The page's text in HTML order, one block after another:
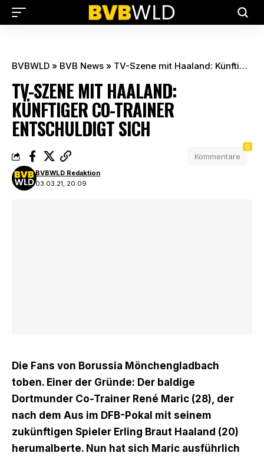
BVBWLD » BVB News » TV-Szene mit Haaland: Künftiger Co-Trainer entschuldigt sich
TV-SZENE MIT HAALAND:
KÜNFTIGER CO-TRAINER
ENTSCHULDIGT SICH
03.03.21, 20:09
BVBWLD Redaktion
Kommentare
0
Die Fans von Borussia Mönchengladbach
toben. Einer der Gründe: Der baldige
Dortmunder Co-Trainer René Maric (28), der
nach dem Aus im DFB-Pokal mit seinem
zukünftigen Spieler Erling Braut Haaland (20)
herumalberte. Nun hat sich Maric ausführlich